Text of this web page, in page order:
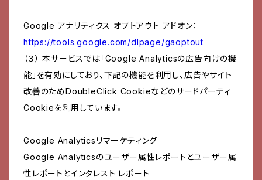
Google アナリティクス オプトアウト アドオン：
https://tools.google.com/dlpage/gaoptout
（３） 本サービスでは「Google Analyticsの広告向けの機
能」を有効にしており、下記の機能を利用し、広告やサイト
改善のためDoubleClick Cookieなどのサードパーティ
Cookieを利用しています。
Google Analyticsリマーケティング
Google Analyticsのユーザー属性レポートとユーザー属
性レポートとインタレスト レポート